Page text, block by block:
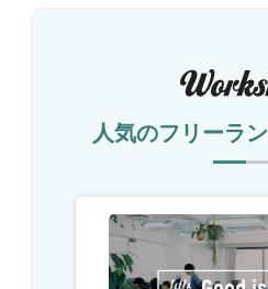
人気のフリーラ